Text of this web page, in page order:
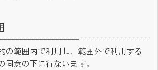
の範囲内で利用し、範囲外で利用する
同意の下に行ないます。